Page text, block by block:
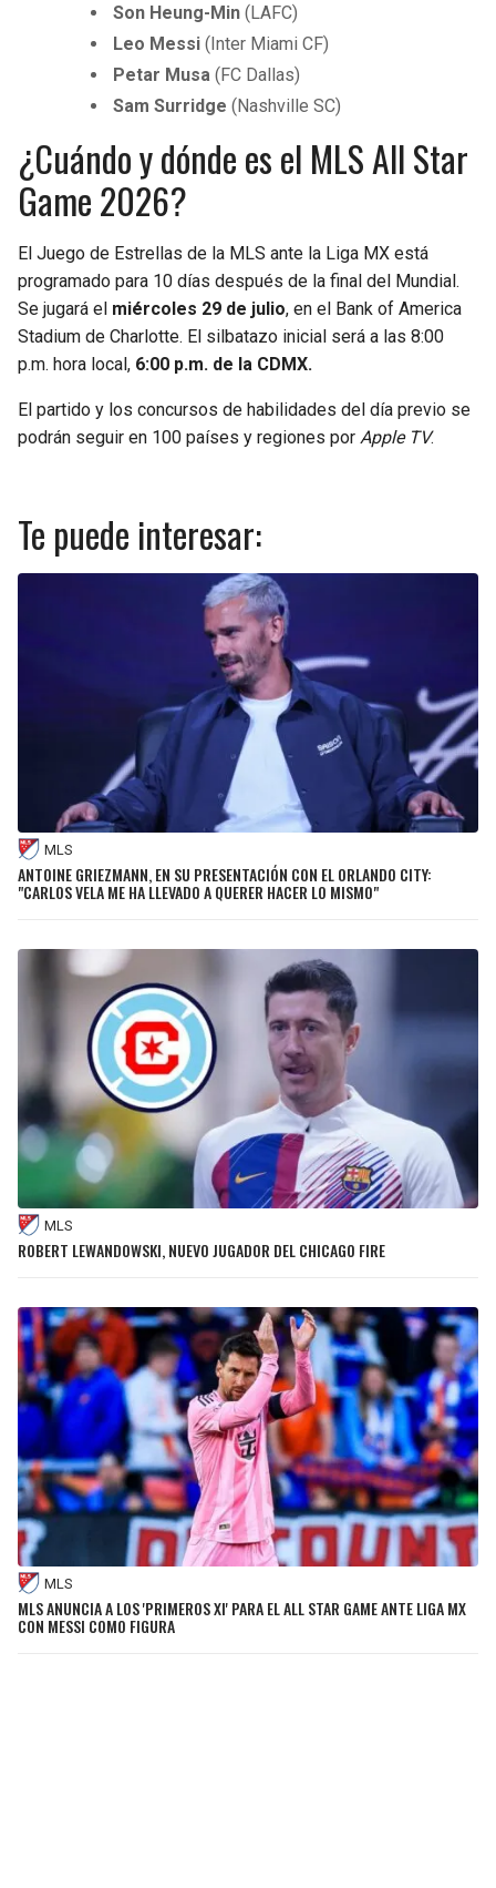
Son Heung-Min(LAFC)
Leo Messi(Inter Miami CF)
Petar Musa(FC Dallas)
Sam Surridge(Nashville SC)
¿Cuándo y dónde es el MLS All Star
Game 2026?
El Juego de Estrellas de la MLS ante la Liga MX está
programado para 10 días después de la final del Mundial.
Se jugará el miércoles 29 de julio, en el Bank of America
Stadium de Charlotte. El silbatazo inicial será a las 8:00
p.m. hora local, 6:00 p.m. de la CDMX.
El partido y los concursos de habilidades del día previo se
podrán seguir en 100 países y regiones por Apple TV.
Te puede interesar:
MLS
ANTOINE GRIEZMANN, EN SU PRESENTACIÓN CON EL ORLANDO CITY:
"CARLOS VELA ME HA LLEVADO A QUERER HACER LO MISMO"
MLS
ROBERT LEWANDOWSKI, NUEVO JUGADOR DEL CHICAGO FIRE
MLS
MLS ANUNCIA A LOS 'PRIMEROS XI' PARA EL ALL STAR GAME ANTE LIGA MX
CON MESSI COMO FIGURA